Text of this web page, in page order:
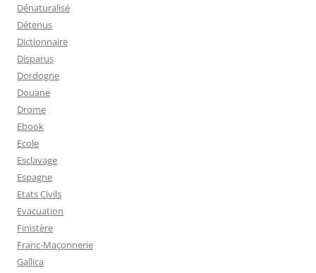
Dénaturalisé
Détenus
Dictionnaire
Disparus
Dordogne
Douane
Drome
Ebook
Ecole
Esclavage
Espagne
Etats Civils
Evacuation
Finistère
Franc-Maçonnerie
Gallica